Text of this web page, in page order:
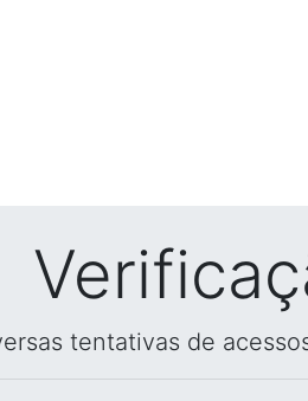
tentativas de